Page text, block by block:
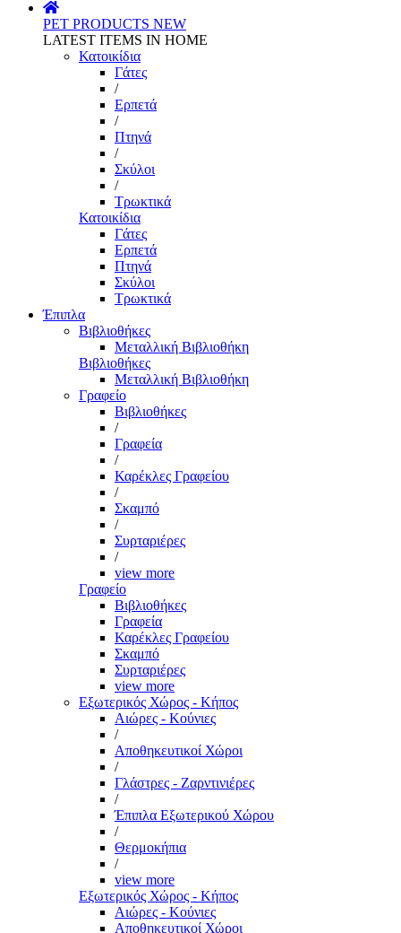
PET PRODUCTS NEW
LATEST ITEMS IN HOME
Κατοικίδια
Γάτες
/
Ερπετά
/
Πτηνά
/
Σκύλοι
/
Τρωκτικά
Κατοικίδια
Γάτες
Ερπετά
Πτηνά
Σκύλοι
Τρωκτικά
Έπιπλα
Βιβλιοθήκες
Μεταλλική Βιβλιοθήκη
Βιβλιοθήκες
Μεταλλική Βιβλιοθήκη
Γραφείο
Βιβλιοθήκες
/
Γραφεία
/
Καρέκλες Γραφείου
/
Σκαμπό
/
Συρταριέρες
/
view more
Γραφείο
Βιβλιοθήκες
Γραφεία
Καρέκλες Γραφείου
Σκαμπό
Συρταριέρες
view more
Εξωτερικός Χώρος - Κήπος
Αιώρες - Κούνιες
/
Αποθηκευτικοί Χώροι
/
Γλάστρες - Ζαρντινιέρες
/
Έπιπλα Εξωτερικού Χώρου
/
Θερμοκήπια
/
view more
Εξωτερικός Χώρος - Κήπος
Αιώρες - Κούνιες
Αποθηκευτικοί Χώροι